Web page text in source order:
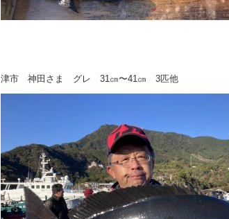
津市 神田さま グレ 31㎝〜41㎝ 3匹他